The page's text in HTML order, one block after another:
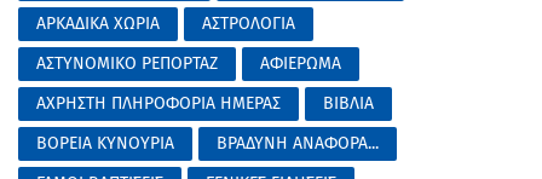
ΑΡΚΑΔΙΚΑ ΧΩΡΙΑ
ΑΣΤΡΟΛΟΓΙΑ
ΑΣΤΥΝΟΜΙΚΟ ΡΕΠΟΡΤΑΖ
ΑΦΙΕΡΩΜΑ
ΑΧΡΗΣΤΗ ΠΛΗΡΟΦΟΡΙΑ ΗΜΕΡΑΣ
ΒΙΒΛΙΑ
ΒΟΡΕΙΑ ΚΥΝΟΥΡΙΑ
ΒΡΑΔΥΝΗ ΑΝΑΦΟΡΑ...